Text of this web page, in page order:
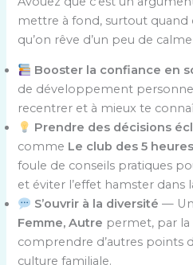
mettre à fond, surtout
qu’on rêve d’un peu de
Booster la confiance en
de développement
recentrer et à mieux te
Prendre des décisions
comme Le club des 5
foule de conseils pratiques
et éviter l’effet hamster dans
S’ouvrir à la diversité —
Femme, Autre permet, par
comprendre d’autres points
culture familiale.